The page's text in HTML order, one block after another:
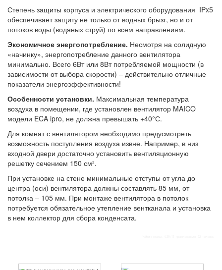
Степень защиты корпуса и электрического оборудования IPx5
обеспечивает защиту не только от водных брызг, но и от
потоков воды (водяных струй) по всем направлениям.
Экономичное энергопотребление. Несмотря на солидную
«начинку», энергопотребление данного вентилятора
минимально. Всего 6Вт или 8Вт потребляемой мощности (в
зависимости от выбора скорости) – действительно отличные
показатели энергоэффективности!
Особенности установки. Максимальная температура
воздуха в помещении, где установлен вентилятор MAICO
модели ECA ipro, не должна превышать +40°С.
Для комнат с вентилятором необходимо предусмотреть
возможность поступления воздуха извне. Например, в низ
входной двери достаточно установить вентиляционную
решетку сечением 150 см².
При установке на стене минимальные отступы от угла до
центра (оси) вентилятора должны составлять 85 мм, от
потолка – 105 мм. При монтаже вентилятора в потолок
потребуется обязательное утепление вентканала и установка
в нем коллектор для сбора конденсата.